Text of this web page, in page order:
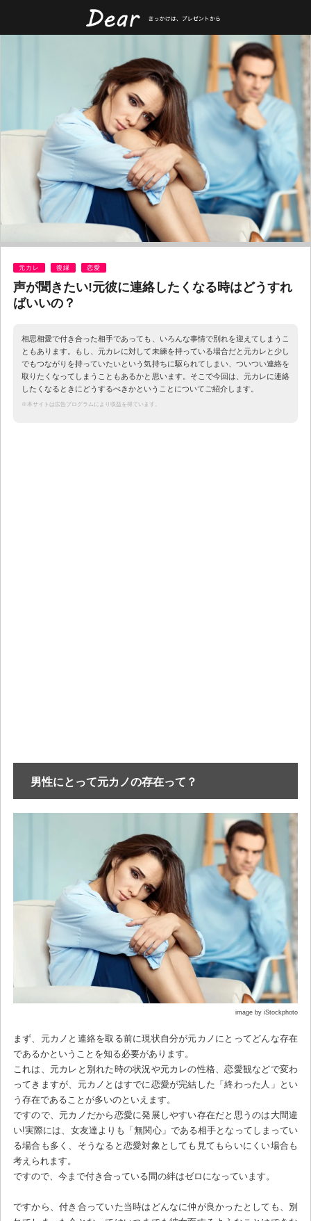
元カレ 復縁 恋愛
声が聞きたい!元彼に連絡したくなる時はどうすれ
ばいいの？
相思相愛で付き合った相手であっても、いろんな事情で別れを迎えてしまうこ
ともあります。もし、元カレに対して未練を持っている場合だと元カレと少し
でもつながりを持っていたいという気持ちに駆られてしまい、ついつい連絡を
取りたくなってしまうこともあるかと思います。そこで今回は、元カレに連絡
したくなるときにどうするべきかということについてご紹介します。
※本サイトは広告プログラムにより収益を得ています。
男性にとって元カノの存在って？
image by iStockphoto
まず、元カノと連絡を取る前に現状自分が元カノにとってどんな存在
であるかということを知る必要があります。
これは、元カレと別れた時の状況や元カレの性格、恋愛観などで変わ
ってきますが、元カノとはすでに恋愛が完結した「終わった人」とい
う存在であることが多いのといえます。
ですので、元カノだから恋愛に発展しやすい存在だと思うのは大間違
い!実際には、女友達よりも「無関心」である相手となってしまってい
る場合も多く、そうなると恋愛対象としても見てもらいにくい場合も
考えられます。
ですので、今まで付き合っている間の絆はゼロになっています。
ですから、付き合っていた当時はどんなに仲が良かったとしても、別